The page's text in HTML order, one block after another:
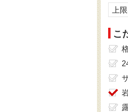
上
こ